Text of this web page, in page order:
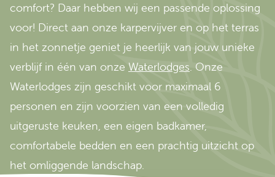
comfort? Daar hebben wij een passende oplossing
voor! Direct aan onze karpervijver en op het terras
in het zonnetje geniet je heerlijk van jouw unieke
verblijf in één van onze Waterlodges . Onze
Waterlodges zijn geschikt voor maximaal 6
personen en zijn voorzien van een volledig
uitgeruste keuken, een eigen badkamer,
comfortabele bedden en een prachtig uitzicht op
het omliggende landschap.